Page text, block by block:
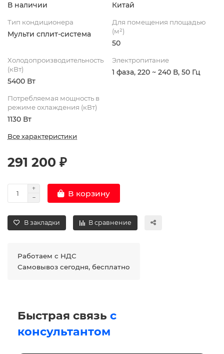
В наличии Китай
Тип кондиционера
Мульти сплит-система
Для помещения площадью
(м²)
50
Холодопроизводительность
(кВт)
5400 Вт
Электропитание
1 фаза, 220 ~ 240 В, 50 Гц
Потребляемая мощность в
режиме охлаждения (кВт)
1130 Вт
Все характеристики
291 200 ₽
В корзину
В закладки В сравнение
Работаем с НДС
Самовывоз сегодня, бесплатно
Быстрая связь с
консультантом